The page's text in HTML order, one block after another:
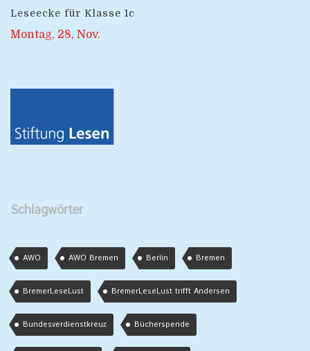
Leseecke für Klasse 1c
Montag, 28, Nov.
Schlagwörter
AWO AWO Bremen Berlin Bremen
BremerLeseLust BremerLeseLust trifft Andersen
Bundesverdienstkreuz Bücherspende